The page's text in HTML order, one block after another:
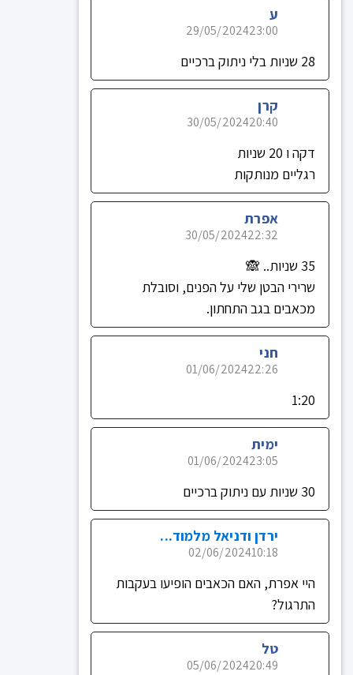
ע
23:00
29/05/2024
28 שניות בלי ניתוק ברכיים
קרן
20:40
30/05/2024
דקה ו 20 שניות
רגליים מנותקות
אפרת
22:32
30/05/2024
35 שניות.. 🙈
שרירי הבטן שלי על הפנים, וסובלת
מכאבים בגב התחתון.
חני
22:26
01/06/2024
1:20
ימית
23:05
01/06/2024
30 שניות עם ניתוק ברכיים
ירדן ודניאל מלמוד...
10:18
02/06/2024
היי אפרת, האם הכאבים הופיעו בעקבות
התרגול?
טל
20:49
05/06/2024